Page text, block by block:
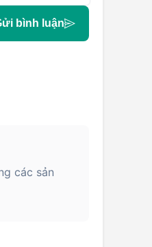
bình luận
các sản